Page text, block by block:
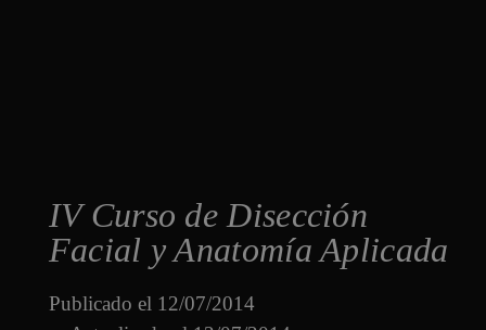
IV Curso de Disección
Facial y Anatomía Aplicada
Publicado el 12/07/2014